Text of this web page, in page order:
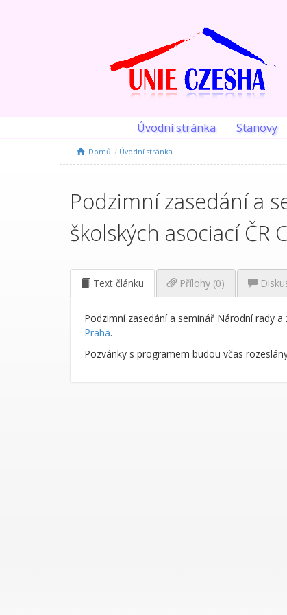
Úvodní stránka Stanovy
Domů Úvodní stránka
Podzimní zasedání a
školských asociací ČR
Text článku Přílohy (0)
Podzimní zasedání a seminář Národní rady a
Praha.
Pozvánky s programem budou včas